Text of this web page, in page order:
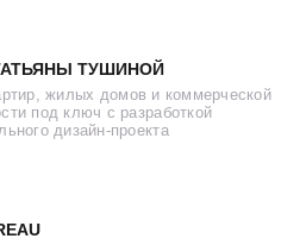
ТУШИНОЙ
жилых домов и коммерческой
под ключ с разработкой
дизайн-проекта